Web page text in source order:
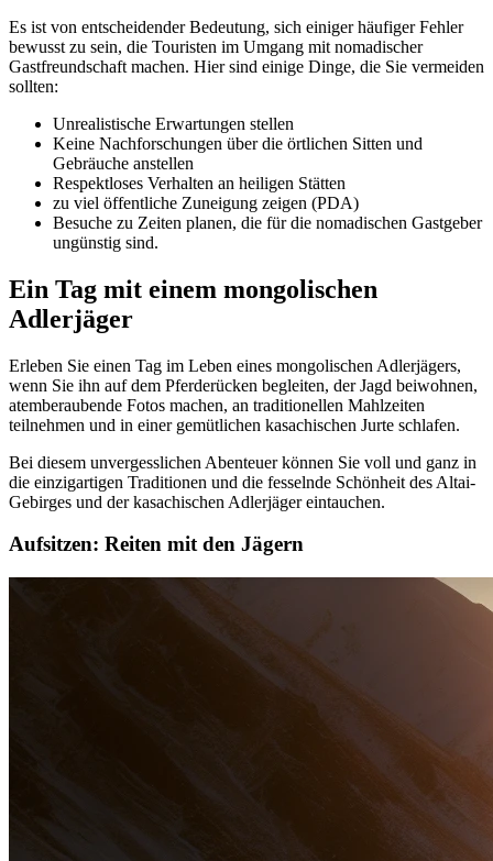
Es ist von entscheidender Bedeutung, sich einiger häufiger Fehler
bewusst zu sein, die Touristen im Umgang mit nomadischer
Gastfreundschaft machen. Hier sind einige Dinge, die Sie vermeiden
sollten:
Unrealistische Erwartungen stellen
Keine Nachforschungen über die örtlichen Sitten und
Gebräuche anstellen
Respektloses Verhalten an heiligen Stätten
zu viel öffentliche Zuneigung zeigen (PDA)
Besuche zu Zeiten planen, die für die nomadischen Gastgeber
ungünstig sind.
Ein Tag mit einem mongolischen
Adlerjäger
Erleben Sie einen Tag im Leben eines mongolischen Adlerjägers,
wenn Sie ihn auf dem Pferderücken begleiten, der Jagd beiwohnen,
atemberaubende Fotos machen, an traditionellen Mahlzeiten
teilnehmen und in einer gemütlichen kasachischen Jurte schlafen.
Bei diesem unvergesslichen Abenteuer können Sie voll und ganz in
die einzigartigen Traditionen und die fesselnde Schönheit des Altai-
Gebirges und der kasachischen Adlerjäger eintauchen.
Aufsitzen: Reiten mit den Jägern